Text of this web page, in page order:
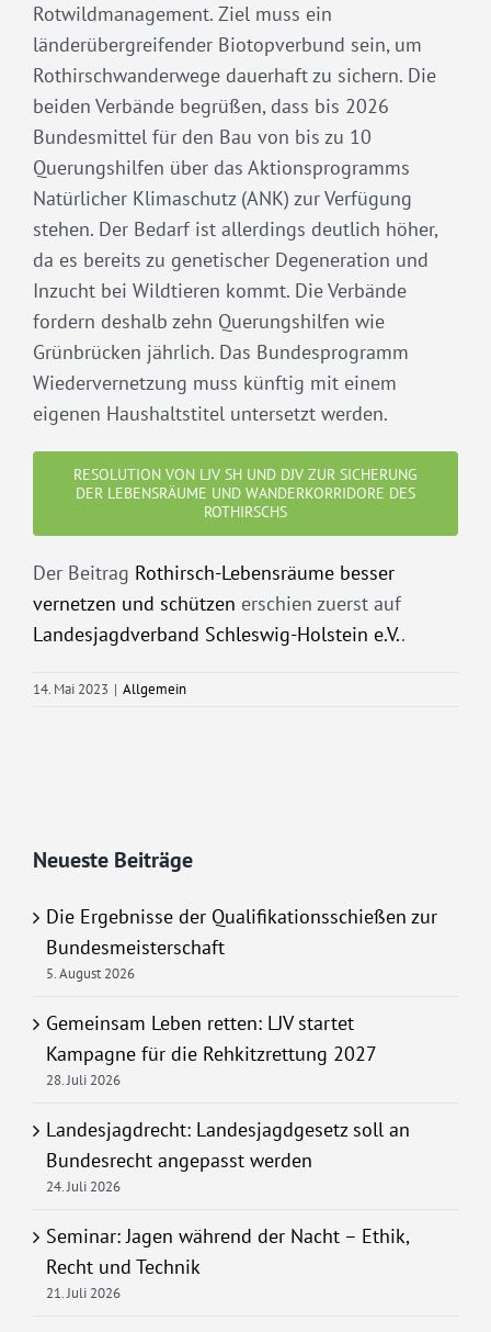
Rotwildmanagement. Ziel muss ein
länderübergreifender Biotopverbund sein, um
Rothirschwanderwege dauerhaft zu sichern. Die
beiden Verbände begrüßen, dass bis 2026
Bundesmittel für den Bau von bis zu 10
Querungshilfen über das Aktionsprogramms
Natürlicher Klimaschutz (ANK) zur Verfügung
stehen. Der Bedarf ist allerdings deutlich höher,
da es bereits zu genetischer Degeneration und
Inzucht bei Wildtieren kommt. Die Verbände
fordern deshalb zehn Querungshilfen wie
Grünbrücken jährlich. Das Bundesprogramm
Wiedervernetzung muss künftig mit einem
eigenen Haushaltstitel untersetzt werden.
RESOLUTION VON LJV SH UND DJV ZUR SICHERUNG
DER LEBENSRÄUME UND WANDERKORRIDORE DES
ROTHIRSCHS
Der Beitrag Rothirsch-Lebensräume besser
vernetzen und schützen erschien zuerst auf
Landesjagdverband Schleswig-Holstein e.V..
14. Mai 2023 | Allgemein
Neueste Beiträge
Die Ergebnisse der Qualifikationsschießen zur
Bundesmeisterschaft
5. August 2026
Gemeinsam Leben retten: LJV startet
Kampagne für die Rehkitzrettung 2027
28. Juli 2026
Landesjagdrecht: Landesjagdgesetz soll an
Bundesrecht angepasst werden
24. Juli 2026
Seminar: Jagen während der Nacht – Ethik,
Recht und Technik
21. Juli 2026